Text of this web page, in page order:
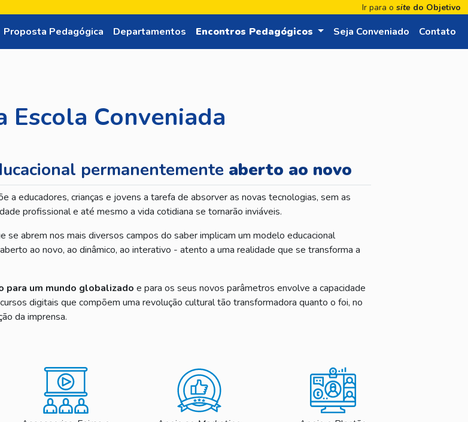
site, você concorda com a sua utilização.
Ir para o site do Objetivo
Proposta Pedagógica Departamentos Encontros Pedagógicos Seja Conveniado Contato
Escola Conveniada
permanentemente aberto ao novo
a educadores, crianças e jovens a tarefa de absorver as novas tecnologias, sem as
profissional e até mesmo a vida cotidiana se tornarão inviáveis.
se abrem nos mais diversos campos do saber implicam um modelo educacional
ao novo, ao dinâmico, ao interativo - atento a uma realidade que se transforma a
para um mundo globalizado e para os seus novos parâmetros envolve a capacidade
digitais que compõem uma revolução cultural tão transformadora quanto o foi, no
da imprensa.